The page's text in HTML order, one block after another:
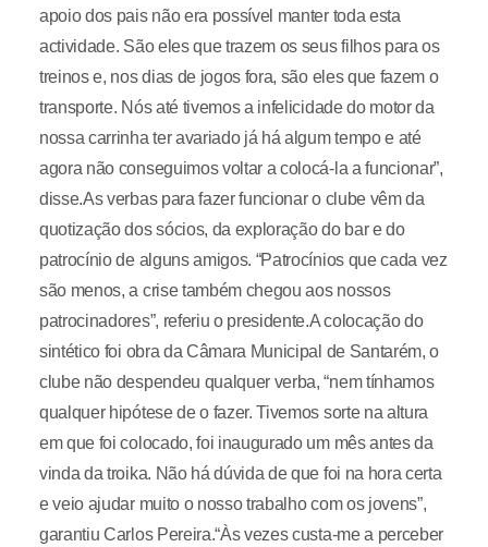
apoio dos pais não era possível manter toda esta
actividade. São eles que trazem os seus filhos para os
treinos e, nos dias de jogos fora, são eles que fazem o
transporte. Nós até tivemos a infelicidade do motor da
nossa carrinha ter avariado já há algum tempo e até
agora não conseguimos voltar a colocá-la a funcionar”,
disse.As verbas para fazer funcionar o clube vêm da
quotização dos sócios, da exploração do bar e do
patrocínio de alguns amigos. “Patrocínios que cada vez
são menos, a crise também chegou aos nossos
patrocinadores”, referiu o presidente.A colocação do
sintético foi obra da Câmara Municipal de Santarém, o
clube não despendeu qualquer verba, “nem tínhamos
qualquer hipótese de o fazer. Tivemos sorte na altura
em que foi colocado, foi inaugurado um mês antes da
vinda da troika. Não há dúvida de que foi na hora certa
e veio ajudar muito o nosso trabalho com os jovens”,
garantiu Carlos Pereira.“Às vezes custa-me a perceber